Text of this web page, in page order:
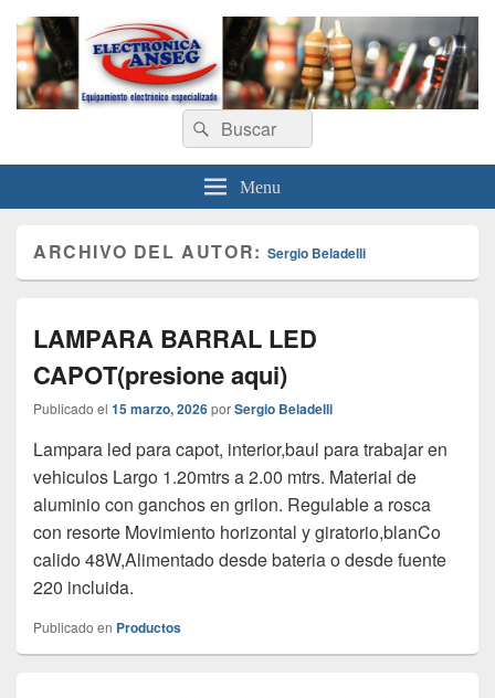
Electronica Anseg
Equipamiento electrónico especializado
Search
for:
Search
Menu
ARCHIVO DEL AUTOR:Sergio Beladelli
LAMPARA BARRAL LED
CAPOT(presione aqui)
Publicado el 15 marzo, 2026porSergio Beladelli
Lampara led para capot, interior,baul para trabajar en
vehiculos Largo 1.20mtrs a 2.00 mtrs. Material de
aluminio con ganchos en grilon. Regulable a rosca
con resorte Movimiento horizontal y giratorio,blanCo
calido 48W,Alimentado desde bateria o desde fuente
220 incluida.
Publicado en Productos